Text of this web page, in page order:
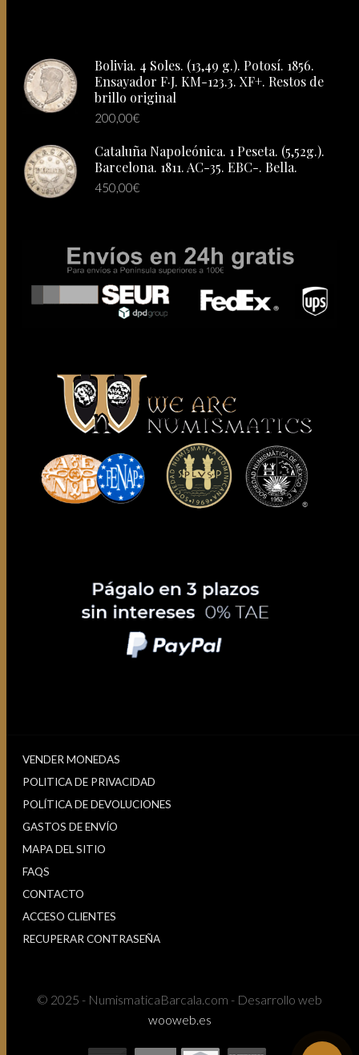
Bolivia. 4 Soles. (13,49 g.). Potosí. 1856.
Ensayador F·J. KM-123.3. XF+. Restos de
brillo original
200,00€
Cataluña Napoleónica. 1 Peseta. (5,52g.).
Barcelona. 1811. AC-35. EBC-. Bella.
450,00€
VENDER MONEDAS
POLITICA DE PRIVACIDAD
POLÍTICA DE DEVOLUCIONES
GASTOS DE ENVÍO
MAPA DEL SITIO
FAQS
CONTACTO
ACCESO CLIENTES
RECUPERAR CONTRASEÑA
© 2025 - NumismaticaBarcala.com - Desarrollo web
wooweb.es